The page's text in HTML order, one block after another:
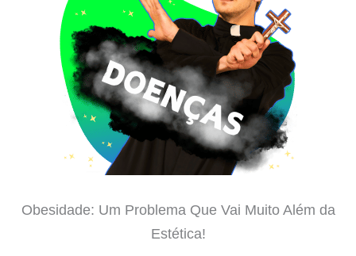
Obesidade: Um Problema Que Vai Muito Além da
Estética!